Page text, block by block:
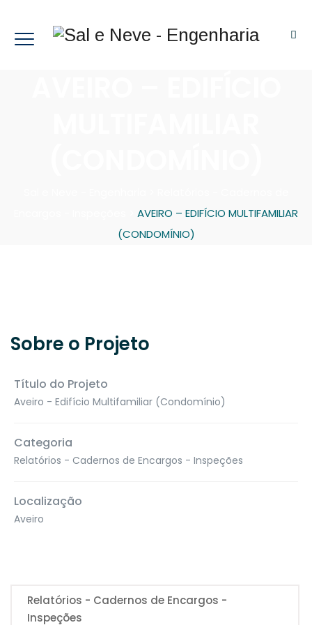
AVEIRO – EDIFÍCIO MULTIFAMILIAR
(CONDOMÍNIO)
Sobre o Projeto
Título do Projeto
Aveiro - Edifício Multifamiliar (Condomínio)
Categoria
Relatórios - Cadernos de Encargos - Inspeções
Localização
Aveiro
Relatórios - Cadernos de Encargos -
Inspeções